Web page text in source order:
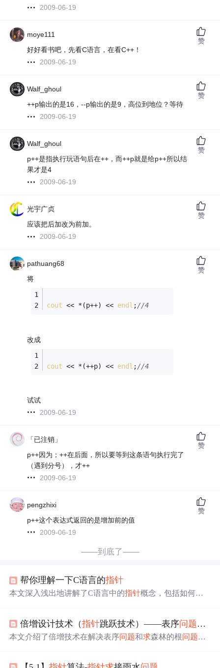
2009-06-19
moye111
好好看书吧，先看C语言，在看C++！
2009-06-19
赞
Walf_ghoul
++p输出的是16，--p输出的是9，高位到地位？等待
2009-06-19
赞
Walf_ghoul
p++是指执行玩语句后在++，而++p就是给p++所以结
果才是4
2009-06-19
赞
光宇广贞
应该把后加改为前加。
2009-06-19
赞
pathuang68
将
cout << *(p++) << endl ;//4
改成
cout << *(++p) << endl ;//4
试试
2009-06-19
赞
「已注销」
p++因为；++在后面，所以要等到这条语句执行完了
（遇到分号），才++
2009-06-19
赞
pengzhixi
p++这个表达式返回的是增加前的值
2009-06-19
赞
——到底了——
帮你理解一下C语言的指针
本文深入浅出地讲解了C语言中的指针概念，包括如何理
含义和背后的原理，同时对比了指针与字符串字面值和数
组的不同之处。
倍增设计技术（指针跳跃技术）——表序问题——
本文介绍了倍增技术在解决表序问题和求森林的根问题中